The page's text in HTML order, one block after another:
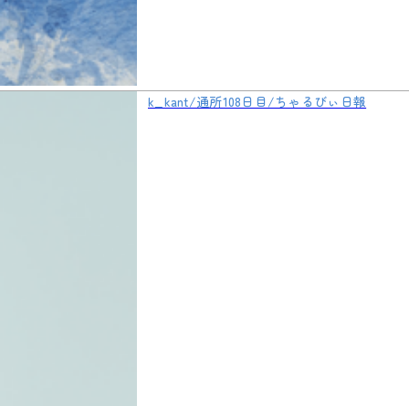
k_kant/通所108日目/ちゃるびぃ日報